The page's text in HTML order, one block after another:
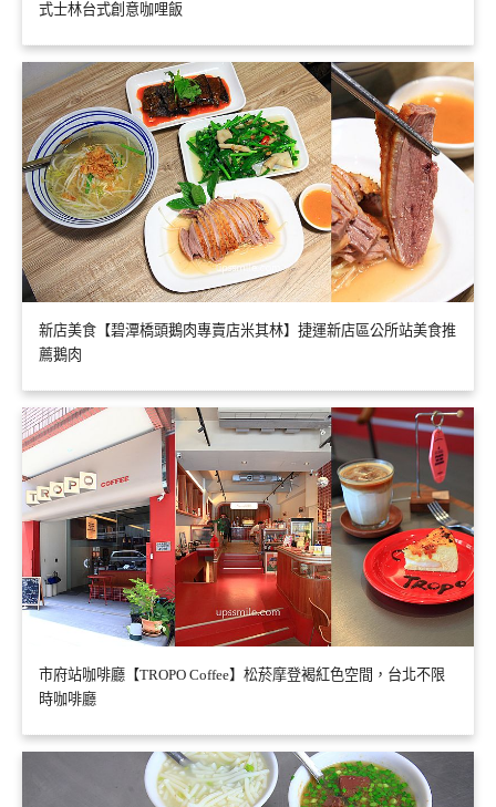
式士林台式創意咖哩飯
新店美食【碧潭橋頭鵝肉專賣店米其林】捷運新店區公所站美食推
薦鵝肉
市府站咖啡廳【TROPO Coffee】松菸摩登褐紅色空間，台北不限
時咖啡廳